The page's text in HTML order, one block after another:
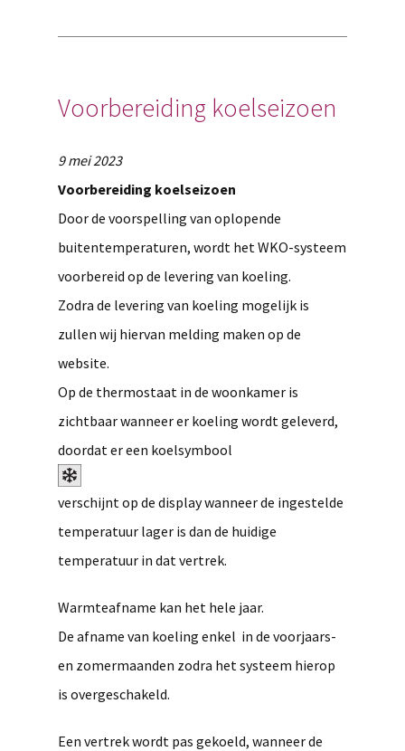
Voorbereiding koelseizoen
9 mei 2023
Voorbereiding koelseizoen
Door de voorspelling van oplopende
buitentemperaturen, wordt het WKO-systeem
voorbereid op de levering van koeling.
Zodra de levering van koeling mogelijk is
zullen wij hiervan melding maken op de
website.
Op de thermostaat in de woonkamer is
zichtbaar wanneer er koeling wordt geleverd,
doordat er een koelsymbool
verschijnt op de display wanneer de ingestelde
temperatuur lager is dan de huidige
temperatuur in dat vertrek.
Warmteafname kan het hele jaar.
De afname van koeling enkel in de voorjaars-
en zomermaanden zodra het systeem hierop
is overgeschakeld.
Een vertrek wordt pas gekoeld, wanneer de